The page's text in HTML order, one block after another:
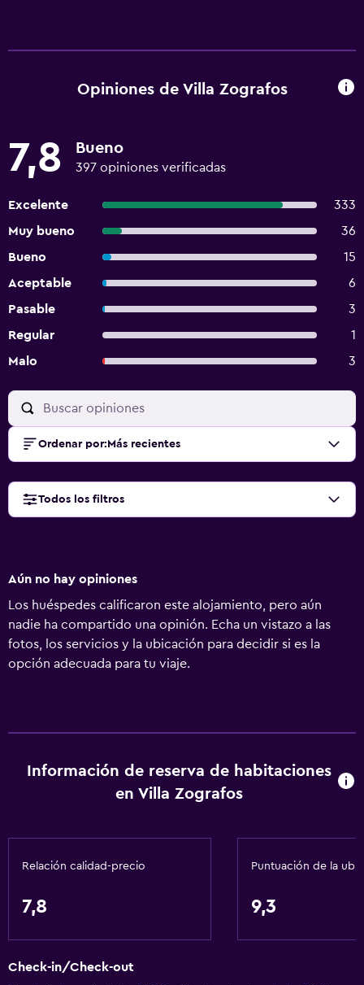
Opiniones de Villa Zografos
7,8 Bueno
397 opiniones verificadas
Excelente
333
Muy bueno
36
Bueno
15
Aceptable
6
Pasable
3
Regular
1
Malo
3
Ordenar por: Más recientes
Todos los filtros
Aún no hay opiniones
Los huéspedes calificaron este alojamiento, pero aún
nadie ha compartido una opinión. Echa un vistazo a las
fotos, los servicios y la ubicación para decidir si es la
opción adecuada para tu viaje.
Información de reserva de habitaciones
en Villa Zografos
Relación calidad-precio
7,8
Puntuación de la
9,3
Check-in/Check-out